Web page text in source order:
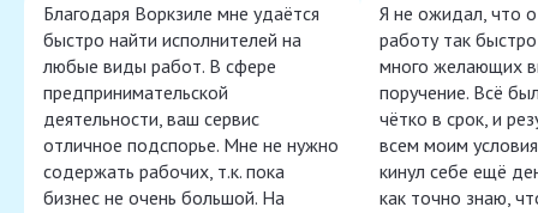
Благодаря Воркзиле мне удаётся
быстро найти исполнителей на
любые виды работ. В сфере
предпринимательской
деятельности, ваш сервис
отличное подспорье. Мне не нужно
содержать рабочих, т.к. пока
бизнес не очень большой. На
Я не ожидал, что
работу так
много желающих
поручение. Всё
чётко в срок, и
всем моим
кинул себе ещё
как точно знаю,